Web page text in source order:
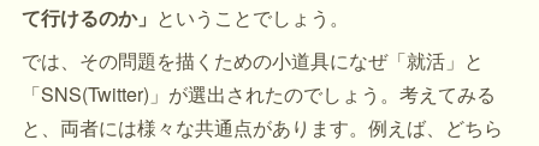
て行けるのか」 ということでしょう。
では、その問題を描くための小道具になぜ「就活」と
「SNS(Twitter)」が選出されたのでしょう。考えてみる
と、両者には様々な共通点があります。例えば、どちら